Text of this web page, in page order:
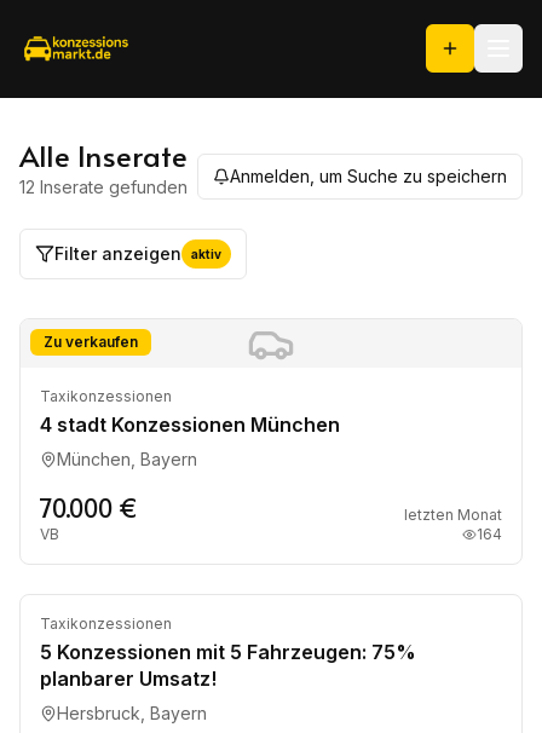
Alle Inserate
12 Inserate gefunden
Anmelden, um Suche zu speichern
Filter anzeigen aktiv
Zu verkaufen
Taxikonzessionen
4 stadt Konzessionen München
München, Bayern
70.000 €
VB
letzten Monat
164
Zu verkaufen
Taxikonzessionen
5 Konzessionen mit 5 Fahrzeugen: 75%
planbarer Umsatz!
Hersbruck, Bayern